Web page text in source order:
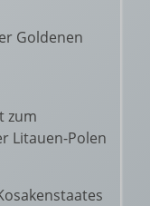
Goldenen
zum
Litauen-Polen